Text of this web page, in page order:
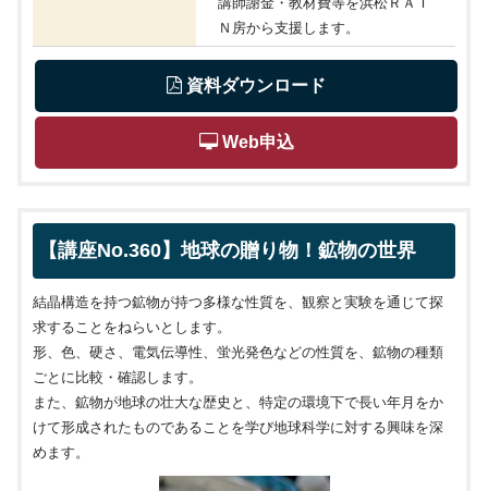
Ｎ房から支援します。
資料ダウンロード
Web申込
【講座No.360】地球の贈り物！鉱物の世界
結晶構造を持つ鉱物が持つ多様な性質を、観察と実験を通じて探
求することをねらいとします。
形、色、硬さ、電気伝導性、蛍光発色などの性質を、鉱物の種類
ごとに比較・確認します。
また、鉱物が地球の壮大な歴史と、特定の環境下で長い年月をか
けて形成されたものであることを学び地球科学に対する興味を深
めます。